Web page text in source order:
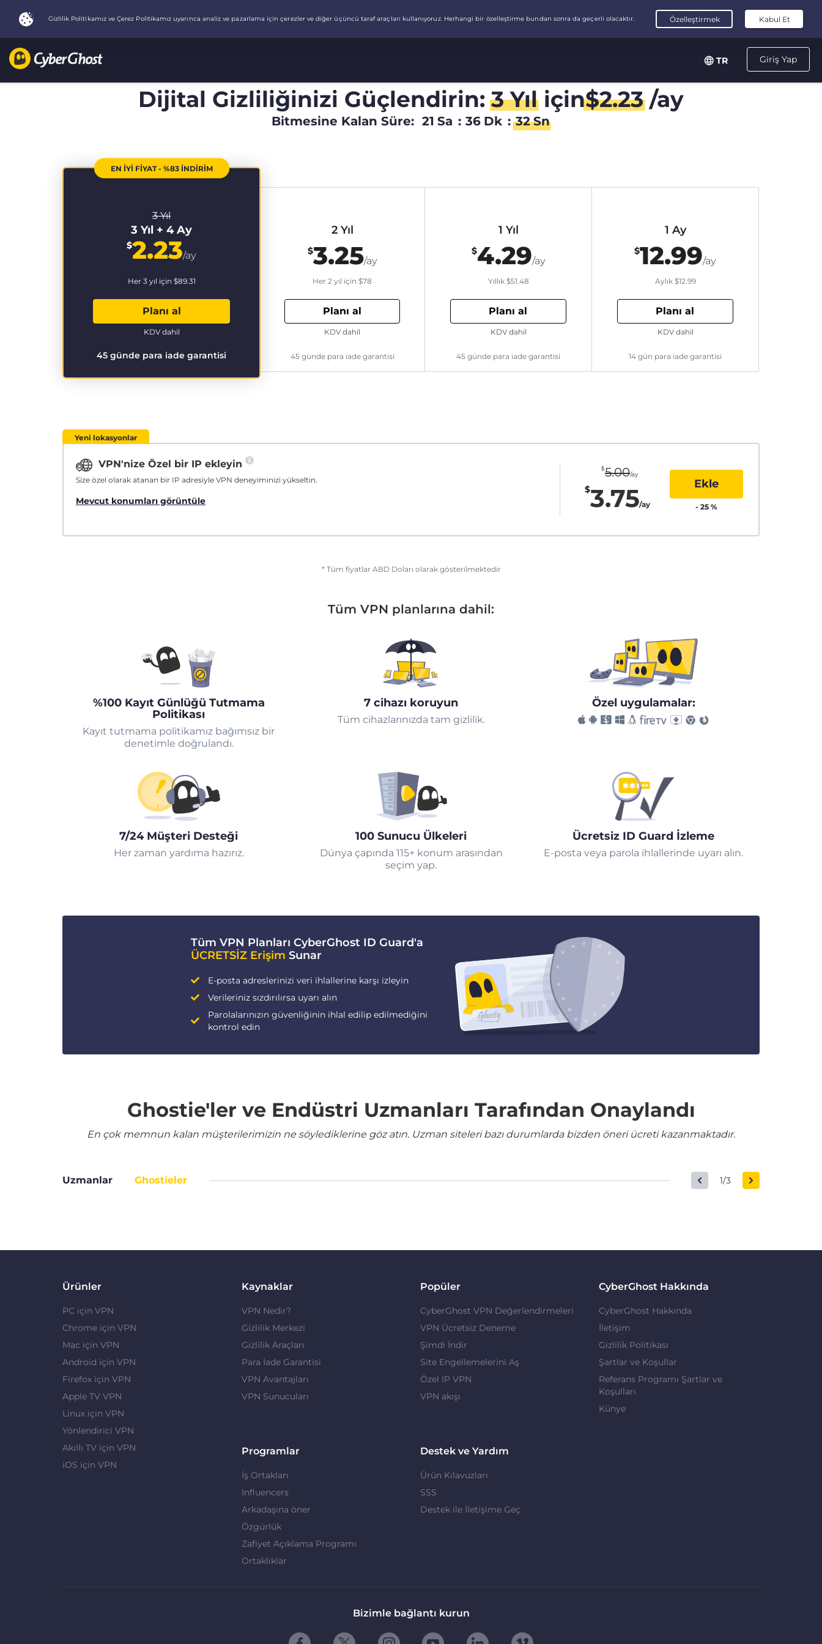
Giriş Yap
TR
Dijital Gizliliğinizi Güçlendirin:3 Yıliçin$2.23/ay
Bitmesine Kalan Süre: 21 Sa : 36 Dk : 31 Sn
EN İYİ FİYAT - %83 İNDİRİM
3 Yıl
3 Yıl + 4 Ay
$2.23/ay
Her 3 yıl için $89.31
Planı al
45 günde para iade garantisi
KDV dahil
2 Yıl
$3.25/ay
Her 2 yıl için$78
Planı al
45 günde para iade garantisi
KDV dahil
1 Yıl
$4.29/ay
Yıllık $51.48
Planı al
45 günde para iade garantisi
KDV dahil
1 Ay
$12.99/ay
Aylık $12.99
Planı al
14 gün para iade garantisi
KDV dahil
Yeni lokasyonlar
VPN'nize Özel bir IP ekleyin
Size özel olarak atanan bir IP adresiyle VPN deneyiminizi yükseltin.
Mevcut konumları görüntüle
$5.00/ay
$3.75/ay
Ekle
- 25 %
* Tüm fiyatlar ABD Doları olarak gösterilmektedir
Tüm VPN planlarına dahil:
%100 Kayıt Günlüğü Tutmama
Politikası
Kayıt tutmama politikamız bağımsız bir
denetimle doğrulandı.
7 cihazı koruyun
Tüm cihazlarınızda tam gizlilik.
Özel uygulamalar:
7/24 Müşteri Desteği
Her zaman yardıma hazırız.
100 Sunucu Ülkeleri
Dünya çapında 115+ konum arasından
seçim yap.
Ücretsiz ID Guard İzleme
E-posta veya parola ihlallerinde uyarı alın.
Tüm VPN Planları CyberGhost ID Guard'a
ÜCRETSİZ Erişim Sunar
E-posta adreslerinizi veri ihlallerine karşı izleyin
Verileriniz sızdırılırsa uyarı alın
Parolalarınızın güvenliğinin ihlal edilip edilmediğini
kontrol edin
Ghostie'ler ve Endüstri Uzmanları Tarafından Onaylandı
En çok memnun kalan müşterilerimizin ne söylediklerine göz atın. Uzman siteleri bazı durumlarda bizden öneri ücreti kazanmaktadır.
Uzmanlar Ghostieler 1/3
Ürünler
PC için VPN
Chrome için VPN
Mac için VPN
Android için VPN
Firefox için VPN
Apple TV VPN
Linux için VPN
Yönlendirici VPN
Akıllı TV için VPN
iOS için VPN
Kaynaklar
VPN Nedir?
Gizlilik Merkezi
Gizlilik Araçları
Para İade Garantisi
VPN Avantajları
VPN Sunucuları
Popüler
CyberGhost VPN Değerlendirmeleri
VPN Ücretsiz Deneme
Şimdi İndir
Site Engellemelerini Aş
Özel IP VPN
VPN akışı
CyberGhost Hakkında
CyberGhost Hakkında
İletişim
Gizlilik Politikası
Şartlar ve Koşullar
Referans Programı Şartlar ve
Koşulları
Künye
Programlar
İş Ortakları
Influencers
Arkadaşına öner
Özgürlük
Zafiyet Açıklama Programı
Ortaklıklar
Destek ve Yardım
Ürün Kılavuzları
SSS
Destek ile İletişime Geç
Bizimle bağlantı kurun